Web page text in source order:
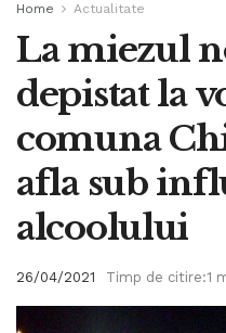
Home Actualitate
La miezul
depistat la
comuna
afla sub
alcoolului
26/04/2021 Timp de citire:1